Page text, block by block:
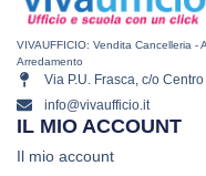
VIVAUFFICIO: Vendita Cancelleria -
Arredamento
Via P.U. Frasca, c/o
info@vivaufficio.it
IL MIO ACCOUNT
Il mio account